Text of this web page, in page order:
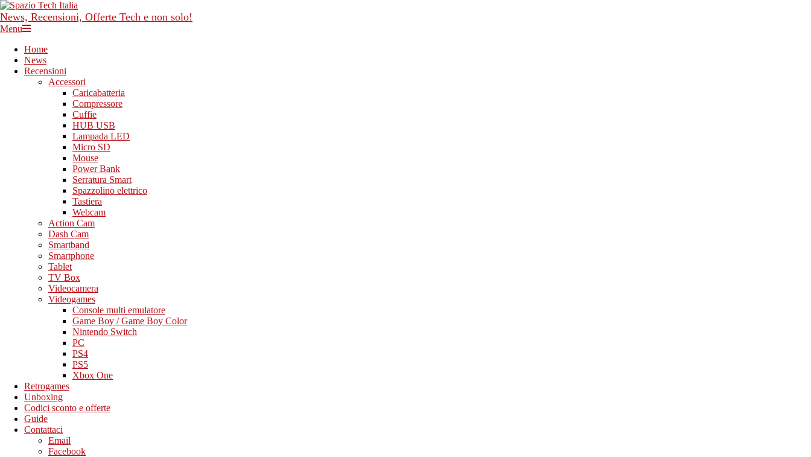
Skip
to
content
News, Recensioni, Offerte Tech e non solo!
Primary
Menu
Menu
Home
News
Recensioni
Accessori
Caricabatteria
Compressore
Cuffie
HUB USB
Lampada LED
Micro SD
Mouse
Power Bank
Serratura Smart
Spazzolino elettrico
Tastiera
Webcam
Action Cam
Dash Cam
Smartband
Smartphone
Tablet
TV Box
Videocamera
Videogames
Console multi emulatore
Game Boy / Game Boy Color
Nintendo Switch
PC
PS4
PS5
Xbox One
Retrogames
Unboxing
Codici sconto e offerte
Guide
Contattaci
Email
Facebook